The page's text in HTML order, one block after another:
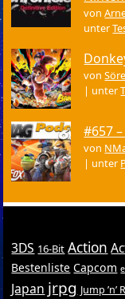
von
unter
von
| unter
#657
von
| unter
3DS 16-Bit Action
Bestenliste Capcom
Japan jrpg Jump ’n’